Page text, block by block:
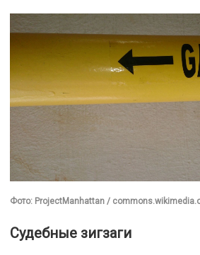
Фото: ProjectManhattan /
Судебные зигзаги